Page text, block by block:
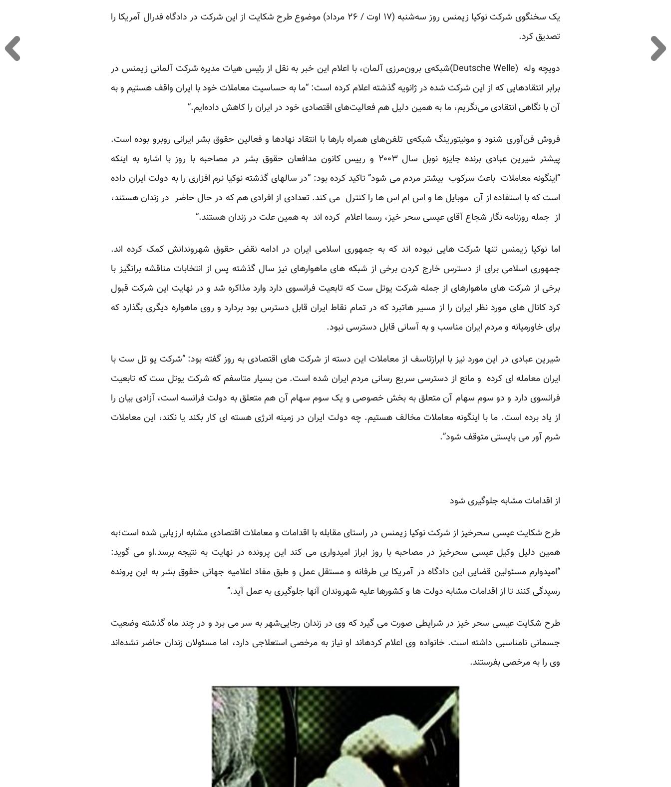
یک سخنگوی شرکت نوکیا زیمنس روز سه‌شنبه (۱۷ اوت / ۲۶ مرداد) موضوع طرح شکایت از این شرکت در دادگاه فدرال آمریکا را
تصدیق کرد.
دویچه ‌وله (Deutsche Welle)شبکه‌ی برون‌مرزی آلمان، با اعلام این خبر به نقل از رئیس هیات مدیره شرکت آلمانی زیمنس در
برابر انتقادهایی که از این شرکت شده در ژانویه گذشته اعلام کرده است: “ما به حساسیت معاملات خود با ایران واقف هستیم و به
آن با نگاهی انتقادی می‌نگریم، ما به همین دلیل هم فعالیت‌های اقتصادی خود در ایران را کاهش داده‌ایم.”
فروش فن‌آوری شنود و مونیتورینگ شبکه‌ی تلفن‌های همراه بارها با انتقاد نهادها و فعالین حقوق بشر ایرانی روبرو بوده است.
پیشتر شیرین عبادی برنده جایزه نوبل سال ۲۰۰۳ و رییس کانون مدافعان حقوق بشر در مصاحبه با روز با اشاره به اینکه
“اینگونه معاملات باعث سرکوب بیشتر مردم می شود” تاکید کرده بود: “در سالهای گذشته نوکیا نرم افزاری را به دولت ایران داده
است که با استفاده از آن موبایل ها و اس ام اس ها را کنترل می کند. تعدادی از افرادی هم که در حال حاضر در زندان هستند،
از جمله روزنامه نگار شجاع آقای عیسی سحر خیز، رسما اعلام کرده اند به همین علت در زندان هستند.”
اما نوکیا زیمنس تنها شرکت هایی نبوده اند که به جمهوری اسلامی ایران در ادامه نقض حقوق شهروندانش کمک کرده اند.
جمهوری اسلامی برای از دسترس خارج کردن برخی از شبکه های ماهواره­ای نیز سال گذشته پس از انتخابات مناقشه برانگیز با
برخی از شرکت های ماهواره­ای از جمله شرکت یوتل ست که تابعیت فرانسوی دارد وارد مذاکره شد و در نهایت این شرکت قبول
کرد کانال های مورد نظر ایران را از مسیر هاتبرد که در تمام نقاط ایران قابل دسترس بود بردارد و روی ماهواره دیگری بگذارد که
برای خاورمیانه و مردم ایران مناسب و به آسانی قابل دسترسی نبود.
شیرین عبادی در این مورد نیز با ابرازتاسف از معاملات این دسته از شرکت های اقتصادی به روز گفته بود: “شرکت یو تل ست با
ایران معامله ای کرده و مانع از دسترسی سریع رسانی مردم ایران شده است. من بسیار متاسفم که شرکت یوتل ست که تابعیت
فرانسوی دارد و دو سوم سهام آن متعلق به بخش خصوصی و یک سوم سهام آن هم متعلق به دولت فرانسه است، آزادی بیان را
از یاد برده است. ما با اینگونه معاملات مخالف هستیم. چه دولت ایران در زمینه انرژی هسته ای کار بکند یا نکند، این معاملات
شرم آور می بایستی متوقف شود”.
از اقدامات مشابه جلوگیری شود
طرح شکایت عیسی سحرخیز از شرکت نوکیا زیمنس در راستای مقابله با اقدامات و معاملات اقتصادی مشابه ارزیابی شده است؛به
همین دلیل وکیل عیسی سحرخیز در مصاحبه با روز ابراز امیدواری می کند این پرونده در نهایت به نتیجه برسد.او می گوید:
“امیدوارم مسئولین قضایی این دادگاه در آمریکا بی طرفانه و مستقل عمل و طبق مفاد اعلامیه جهانی حقوق بشر به این پرونده
رسیدگی کنند تا از اقدامات مشابه دولت ها و کشورها علیه شهروندان آنها جلوگیری به عمل آید.”
طرح شکایت عیسی سحر خیز در شرایطی صورت می گیرد که وی در زندان رجایی‌شهر به سر می برد و در چند ماه گذشته وضعیت
جسمانی نامناسبی داشته است. خانواده‌ وی اعلام کرده­اند او نیاز به مرخصی استعلاجی دارد، اما مسئولان زندان حاضر نشده‌اند
وی را به مرخصی بفرستند.